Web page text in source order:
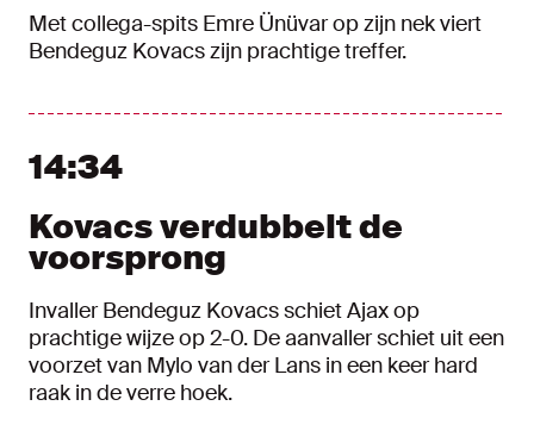
Met collega-spits Emre Ünüvar op zijn nek viert
Bendeguz Kovacs zijn prachtige treffer.
14:34
Kovacs verdubbelt de
voorsprong
Invaller Bendeguz Kovacs schiet Ajax op
prachtige wijze op 2-0. De aanvaller schiet uit een
voorzet van Mylo van der Lans in een keer hard
raak in de verre hoek.